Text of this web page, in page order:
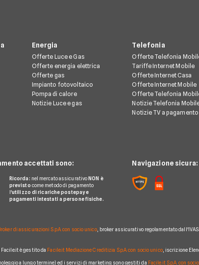
Energia
Offerte Luce e Gas
Offerte energia elettrica
Offerte gas
Impianto fotovoltaico
Pompa di calore
Notizie Luce e gas
Telefonia
Offerte Telefonia
Tariffe Internet Mobile
Offerte Internet Casa
Offerte Internet Mobile
Offerte Telefonia
Notizie Telefonia
Notizie TV a pagamento
accettati sono:
Ricorda: nel mercato assicurativo NON è
previsto come metodo di pagamento
l'utilizzo di ricariche postepay e
pagamenti intestati a persone fisiche.
Navigazione sicura:
di assicurazioni S.p.A. con socio unico, broker assicurativo regolamentato
è gestito da Facile.it Mediazione Creditizia S.p.A. con socio unico, iscrizione
a lungo termine) ed i servizi di marketing sono gestiti da Facile.it S.p.A. con